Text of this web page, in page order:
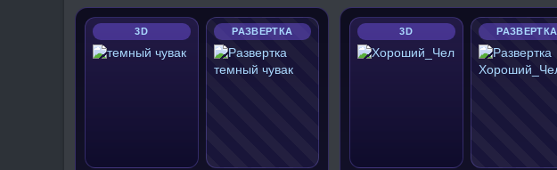
3D РАЗВЕРТКА 3D РАЗВЕРТКА